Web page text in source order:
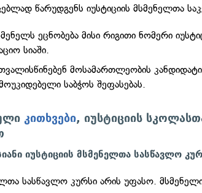
წარუდგენს იუსტიციის მსმენელთა
ეცნობება მისი რიგითი ნომერი
სიაში.
მოსამართლეობის
საბჭოს შეფასებას.
კითხვები, იუსტიციის
იუსტიციის მსმენელთა სასწავლო
სასწავლო კურსი არის უფასო.